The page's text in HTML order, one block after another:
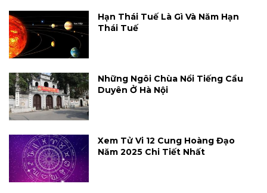
Hạn Thái Tuế Là Gì Và Năm Hạn
Thái Tuế
Những Ngôi Chùa Nổi Tiếng Cầu
Duyên Ở Hà Nội
Xem Tử Vi 12 Cung Hoàng Đạo
Năm 2025 Chi Tiết Nhất